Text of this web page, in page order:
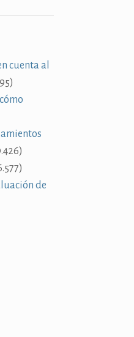
cuenta al
de